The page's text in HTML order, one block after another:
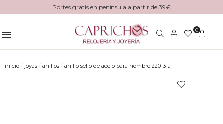
Portes gratis en península a partir de 39€
0
inicio joyas anillos anillo sello de acero para hombre 220131a